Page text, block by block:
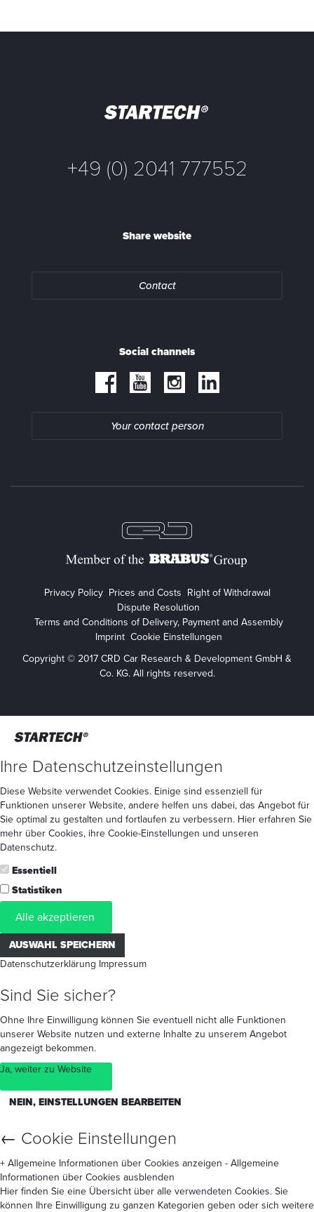
+49 (0) 2041 777552
Share website
Contact
Social channels
Your contact person
Privacy Policy Prices and Costs Right of Withdrawal
Dispute Resolution
Terms and Conditions of Delivery, Payment and Assembly
Imprint Cookie Einstellungen
Copyright © 2017 CRD Car Research & Development GmbH &
Co. KG. All rights reserved.
Ihre Datenschutzeinstellungen
Diese Website verwendet Cookies. Einige sind essenziell für
Funktionen unserer Website, andere helfen uns dabei, das Angebot für
Sie optimal zu gestalten und fortlaufen zu verbessern. Hier erfahren Sie
mehr über Cookies, ihre Cookie-Einstellungen und unseren
Datenschutz.
Essentiell
Statistiken
Alle akzeptieren
AUSWAHL SPEICHERN
Datenschutzerklärung Impressum
Sind Sie sicher?
Ohne Ihre Einwilligung können Sie eventuell nicht alle Funktionen
unserer Website nutzen und externe Inhalte zu unserem Angebot
angezeigt bekommen.
Ja, weiter zu Website
NEIN, EINSTELLUNGEN BEARBEITEN
← Cookie Einstellungen
+ Allgemeine Informationen über Cookies anzeigen - Allgemeine
Informationen über Cookies ausblenden
Hier finden Sie eine Übersicht über alle verwendeten Cookies. Sie
können Ihre Einwilligung zu ganzen Kategorien geben oder sich weitere